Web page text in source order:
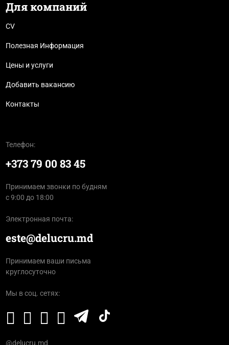
Для компаний
CV
Полезная Информация
Цены и услуги
Добавить вакансию
Контакты
Телефон:
+373 79 00 83 45
Принимаем звонки по будням
с 9:00 до 18:00
Электронная почта:
este@delucru.md
Принимаем ваши письма
круглосуточно
Мы в соц. сетях:
@delucru.md